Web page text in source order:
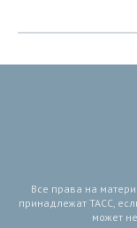
Все права на
принадлежат ТАСС,
может